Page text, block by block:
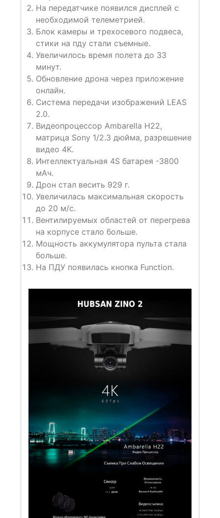
На передатчике появился дисплей с
необходимой телеметрией.
Блок камеры и трехосевого подвеса,
стики на пду стали съемные.
Увеличилось время полета до 33
минут.
Обновление дрона через приложение
онлайн.
Система передачи изображений LEAS
2.0.
Видеопроцессор Ambarella H22,
матрица Sony 1/2.3 дюйма, разрешение
видео 4K.
Интеллектуальная 4S батарея -3800
мАч.
Дрон стал весить 929 г.
Увеличилась максимальная скорость
до 20 м/с.
Вентилируемых областей от перегрева
на корпусе стало больше.
Мощность аккумулятора пульта стала
больше.
На ПДУ появилась кнопка Function.